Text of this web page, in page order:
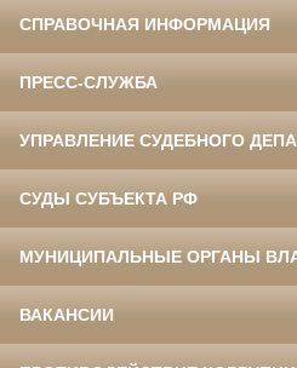
СПРАВОЧНАЯ ИНФОРМАЦИЯ
ПРЕСС-СЛУЖБА
УПРАВЛЕНИЕ СУДЕБНОГО
СУДЫ СУБЪЕКТА РФ
МУНИЦИПАЛЬНЫЕ ОРГАНЫ
ВАКАНСИИ